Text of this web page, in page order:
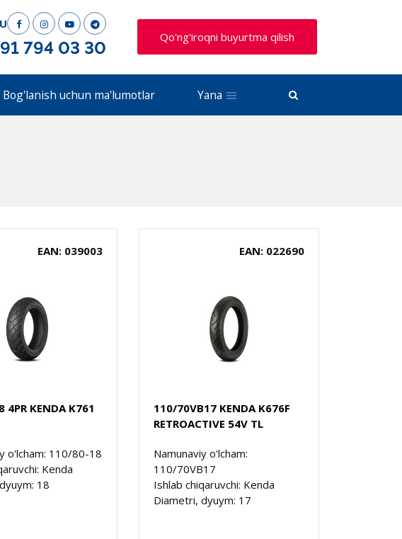
794 03 30
Qo'ng'iroqni buyurtma qilish
Bog'lanish uchun ma'lumotlar Yana
EAN: 039003
4PR KENDA K761
o'lcham: 110/80-18
Kenda
18
EAN: 022690
110/70VB17 KENDA K676F
RETROACTIVE 54V TL
Namunaviy o'lcham:
110/70VB17
Ishlab chiqaruvchi: Kenda
Diametri, dyuym: 17